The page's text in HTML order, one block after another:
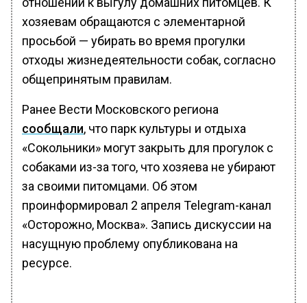
хозяевам обращаются с элементарной
просьбой — убирать во время прогулки
отходы жизнедеятельности собак, согласно
общепринятым правилам.
Ранее Вести Московского региона
сообщали, что парк культуры и отдыха
«Сокольники» могут закрыть для прогулок с
собаками из-за того, что хозяева не убирают
за своими питомцами. Об этом
проинформировал 2 апреля Telegram-канал
«Осторожно, Москва». Запись дискуссии на
насущную проблему опубликована на
ресурсе.